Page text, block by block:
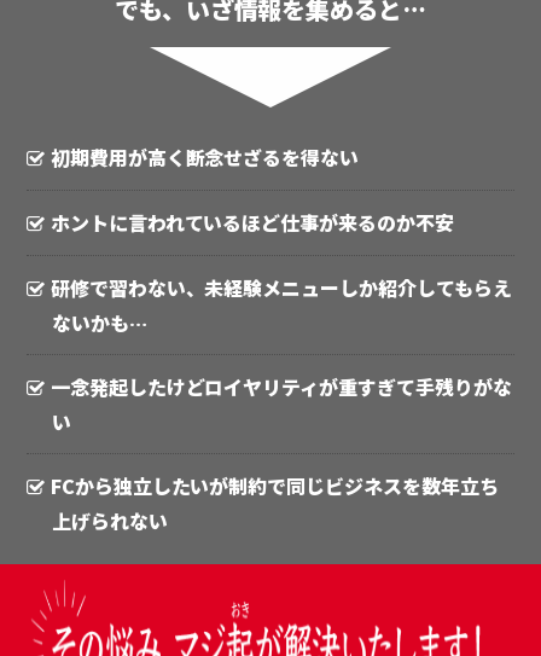
でも、いざ情報を集めると…
初期費用が高く断念せざるを得ない
ホントに言われているほど仕事が来るのか不安
研修で習わない、未経験メニューしか紹介してもらえ
ないかも…
一念発起したけどロイヤリティが重すぎて手残りがな
い
FCから独立したいが制約で同じビジネスを数年立ち
上げられない